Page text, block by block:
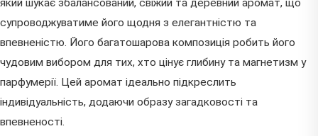
який шукає збалансований, свіжий та деревний аромат, що
супроводжуватиме його щодня з елегантністю та
впевненістю. Його багатошарова композиція робить його
чудовим вибором для тих, хто цінує глибину та магнетизм у
парфумерії. Цей аромат ідеально підкреслить
індивідуальність, додаючи образу загадковості та
впевненості.